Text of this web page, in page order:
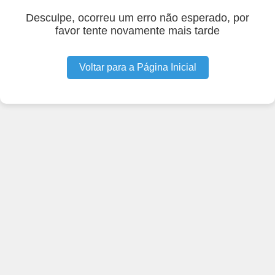
Desculpe, ocorreu um erro não esperado, por
favor tente novamente mais tarde
Voltar para a Página Inicial